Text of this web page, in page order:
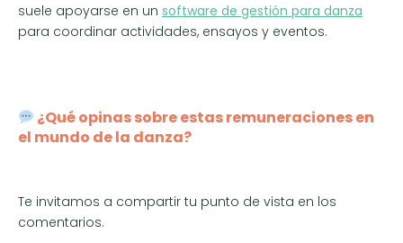
suele apoyarse en un software de gestión para danza
para coordinar actividades, ensayos y eventos.
¿Qué opinas sobre estas remuneraciones en
el mundo de la danza?
Te invitamos a compartir tu punto de vista en los
comentarios.